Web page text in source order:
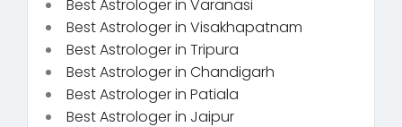
Best Astrologer in Varanasi
Best Astrologer in Visakhapatnam
Best Astrologer in Tripura
Best Astrologer in Chandigarh
Best Astrologer in Patiala
Best Astrologer in Jaipur